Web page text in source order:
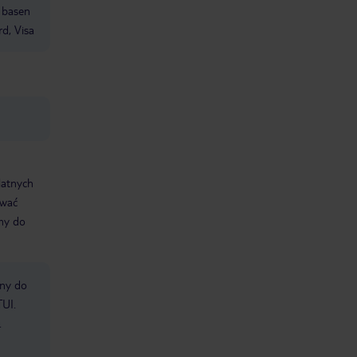
Visa
do
do